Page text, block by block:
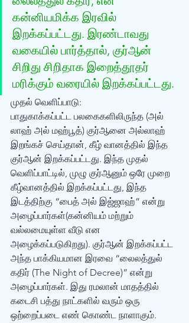
கன்னியமிக்க இரவில்
இறக்கப்பட்டது. இரண்டாவது
வகையில் பார்த்தால், குர்‍ஆன்
சிறிது சிறிதாக இறைத்தூதர்
மரிக்கும் வரையில் இறக்கப்பட்டது.
முதல் வெளிப்பாடு:
பாதுகாக்கப்பட்ட பலகைகளிலிருந்த (அல்
லாஹ் அல் மஹ்பூத்) குர்‍ஆனை அல்லாஹ்
இறங்கச் செய்தான், கீழ் வானத்தில் இந்த
குர்‍ஆன் இறக்கப்பட்டது. இந்த முதல்
வெளிப்பாட்டில், முழு குர்‍ஆனும் ஒரே முறை
கீழ்வானத்தில் இறக்கப்பட்டது, இந்த
இடத்திற்கு “பைத் அல் இஜ்ஜாஹ்” என்று
அழைப்பார்கள்(கன்னியம் மற்றும்
வல்லமையுள்ள வீடு என
அழைக்கப்படுகிறது). குர்‍ஆன் இறக்கப்பட்ட
அந்த பாக்கியமான இரவை “லைலத்துல்
கதிர் (The Night of Decree)” என்று
அழைப்பார்கள். இது ரமலான் மாதத்தில்
கடைசி பத்து நாட்களில் வரும் ஒரு
ஒற்றைப்படை எண் கொண்ட நாளாகும்.